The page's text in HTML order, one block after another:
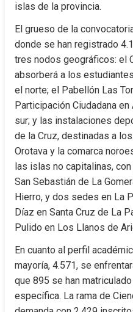
islas de la provincia.
El grueso de la
donde se han registrado
tres nodos geográficos: el
absorberá a los
el norte; el Pabellón Las
Participación Ciudadana
sur; y las instalaciones
de la Cruz, destinadas a
Orotava y la comarca
las islas no capitalinas,
San Sebastián de La
Hierro, y dos sedes en La
Díaz en Santa Cruz de La
Pulido en Los Llanos de
En cuanto al perfil
mayoría, 4.571, se
que 895 se han
específica. La rama de